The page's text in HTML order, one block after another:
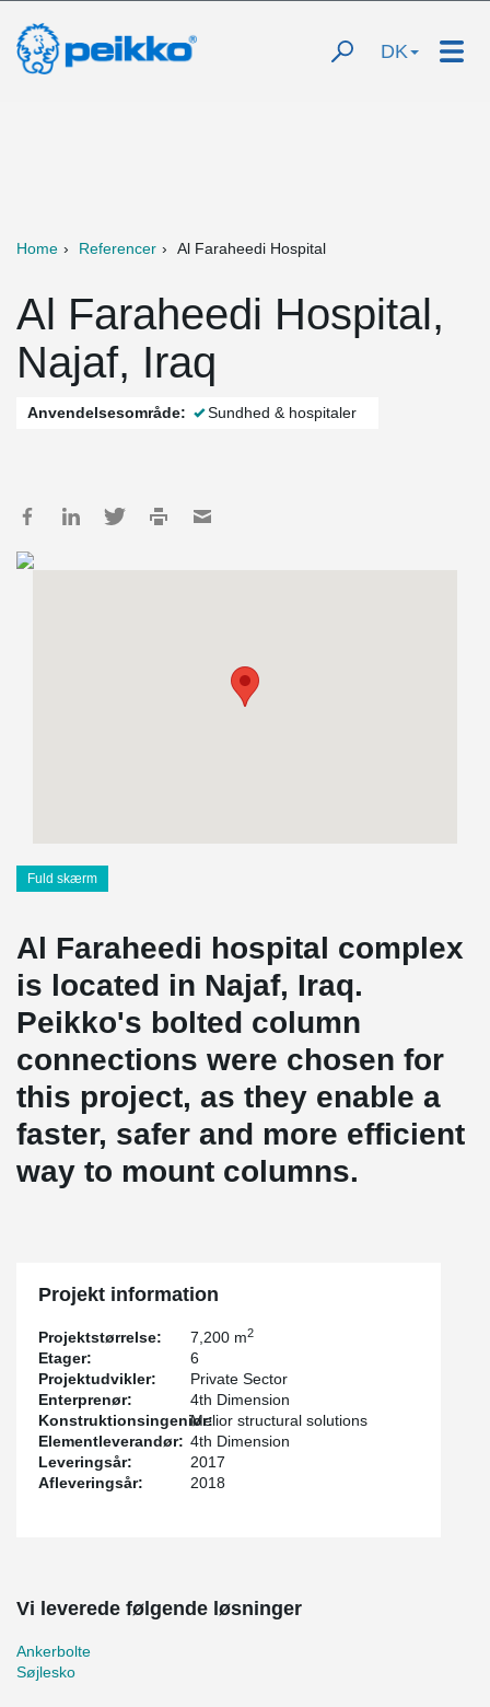
DK
Home Referencer Al Faraheedi Hospital
Al Faraheedi Hospital,
Najaf, Iraq
Anvendelsesområde: Sundhed & hospitaler
Fuld skærm
Al Faraheedi hospital complex
is located in Najaf, Iraq.
Peikko's bolted column
connections were chosen for
this project, as they enable a
faster, safer and more efficient
way to mount columns.
Projekt information
Projektstørrelse: 7,200 m2
Etager:
6
Projektudvikler:
Private Sector
Enterprenør:
4th Dimension
Konstruktionsingeniør:Melior structural solutions
Elementleverandør: 4th Dimension
Leveringsår:
2017
Afleveringsår:
2018
Vi leverede følgende løsninger
Ankerbolte
Søjlesko